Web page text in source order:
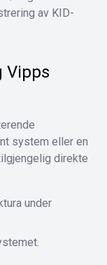
av KID-
Vipps
system eller en
direkte
under